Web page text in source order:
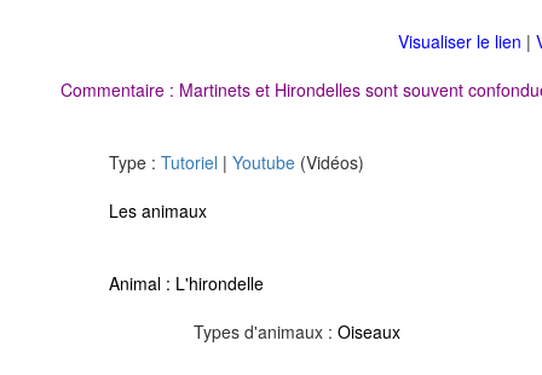
Visualiser le lien |
Commentaire : Martinets et Hirondelles sont souvent
Type : Tutoriel | Youtube (Vidéos)
Les animaux
Animal : L'hirondelle
Types d'animaux : Oiseaux